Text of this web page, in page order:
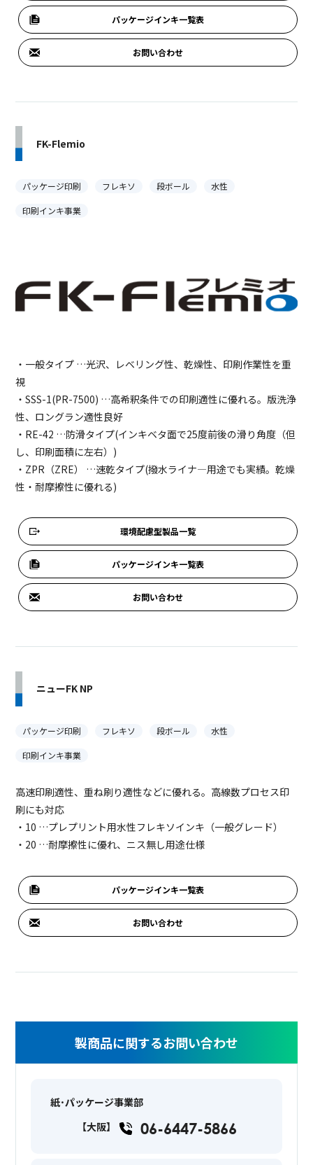
パッケージインキ一覧表
お問い合わせ
FK-Flemio
パッケージ印刷 フレキソ 段ボール 水性
印刷インキ事業
・一般タイプ …光沢、レベリング性、乾燥性、印刷作業性を重
視
・SSS-1(PR-7500) …高希釈条件での印刷適性に優れる。版洗浄
性、ロングラン適性良好
・RE-42 …防滑タイプ(インキベタ面で25度前後の滑り角度（但
し、印刷面積に左右）)
・ZPR（ZRE） …速乾タイプ(撥水ライナ―用途でも実績。乾燥
性・耐摩擦性に優れる)
環境配慮型製品一覧
パッケージインキ一覧表
お問い合わせ
ニューFK NP
パッケージ印刷 フレキソ 段ボール 水性
印刷インキ事業
高速印刷適性、重ね刷り適性などに優れる。高線数プロセス印
刷にも対応
・10 …プレプリント用水性フレキソインキ（一般グレード）
・20 …耐摩擦性に優れ、ニス無し用途仕様
パッケージインキ一覧表
お問い合わせ
製商品に関するお問い合わせ
紙･パッケージ事業部
【大阪】
06-6447-5866